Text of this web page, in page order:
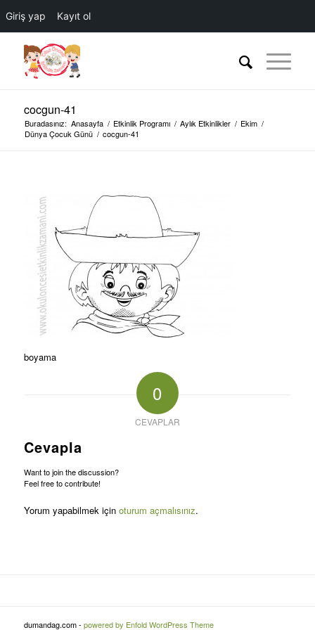
Giriş yap Kayıt ol
cocgun-41
Buradasınız: Anasayfa / Etkinlik Programı / Aylık Etkinlikler / Ekim /
Dünya Çocuk Günü / cocgun-41
boyama
0
CEVAPLAR
Cevapla
Want to join the discussion?
Feel free to contribute!
Yorum yapabilmek için oturum açmalısınız.
dumandag.com - powered by Enfold WordPress Theme